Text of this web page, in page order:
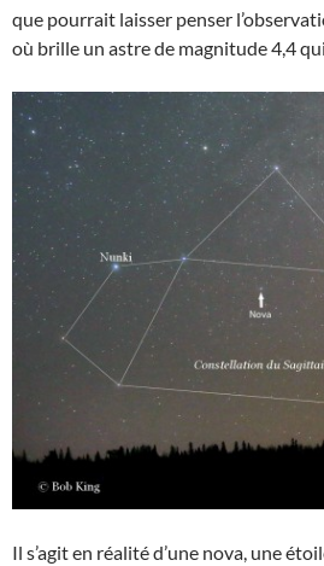
que pourrait laisser penser
où brille un astre de magnitude 4,4
Il s’agit en réalité d’une nova, une